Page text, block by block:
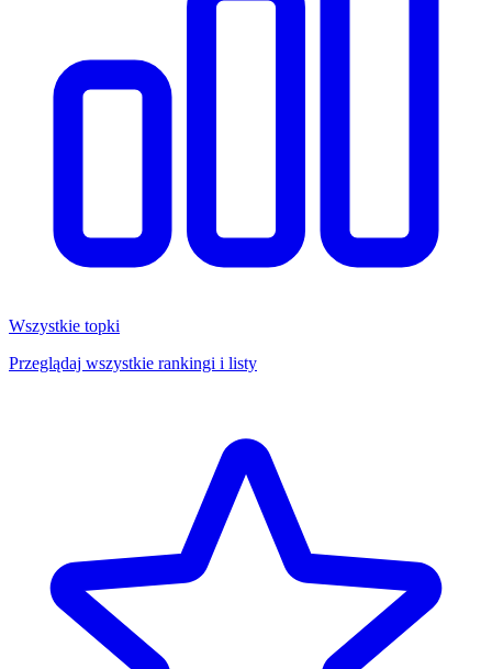
Wszystkie topki
Przeglądaj wszystkie rankingi i listy